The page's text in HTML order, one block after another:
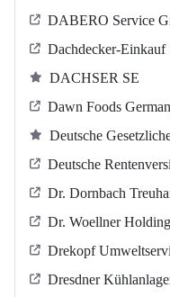
DABERO Service
Dachdecker-Einkauf
DACHSER SE
Dawn Foods
Deutsche
Deutsche
Dr. Dornbach
Dr. Woellner
Drekopf
Dresdner